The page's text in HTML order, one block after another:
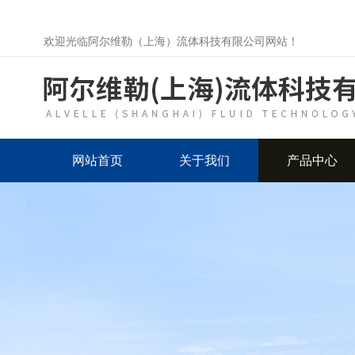
欢迎光临阿尔维勒（上海）流体科技有限公司网站！
网站首页 关于我们 产品中心